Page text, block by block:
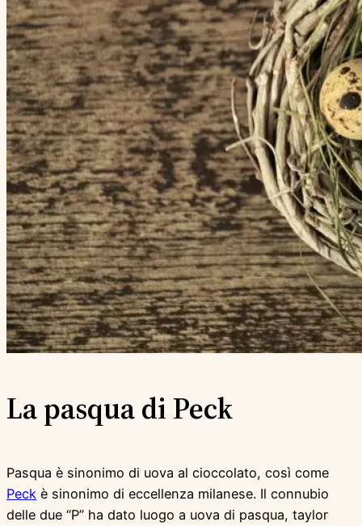
La pasqua di Peck
Pasqua è sinonimo di uova al cioccolato, così come
Peck è sinonimo di eccellenza milanese. Il connubio
delle due “P” ha dato luogo a uova di pasqua, taylor